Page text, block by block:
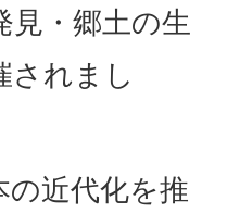
見・郷土の生
されまし
の近代化を推